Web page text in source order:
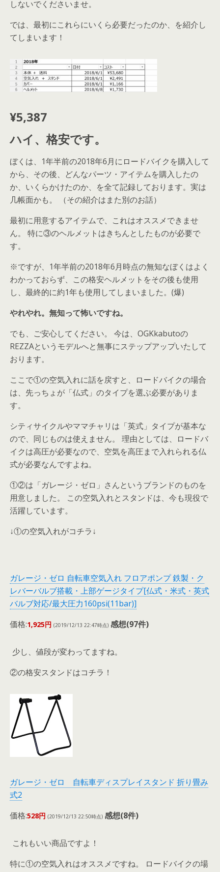
しないでくださいませ。
では、最初にこれらにいくら必要だったのか、を紹介し
てしまいます！
¥5,387
ハイ、格安です。
ぼくは、1年半前の2018年6月にロードバイクを購入して
から、その後、どんなパーツ・アイテムを購入したの
か、いくらかけたのか、を全て記録しております。実は
几帳面かも。 （その紹介はまた別のお話）
最初に用意するアイテムで、これはオススメできませ
ん。 特に③のヘルメットはきちんとしたものが必要で
す。
※ですが、1年半前の2018年6月時点の無知なぼくはよく
わかっておらず、この格安ヘルメットをその後も使用
し、最終的に約1年も使用してしまいました。(爆)
やれやれ。無知って怖いですね。
でも、ご安心してください。 今は、OGKkabutoの
REZZAというモデルへと無事にステップアップいたして
おります。
ここで①の空気入れに話を戻すと、ロードバイクの場合
は、先っちょが「仏式」のタイプを選ぶ必要がありま
す。
シティサイクルやママチャリは「英式」タイプが基本な
ので、同じものは使えません。 理由としては、ロードバ
イクは高圧が必要なので、空気を高圧まで入れられる仏
式が必要なんですよね。
①②は「ガレージ・ゼロ」さんというブランドのものを
用意しました。 この空気入れとスタンドは、今も現役で
活躍しています。
↓①の空気入れがコチラ↓
ガレージ・ゼロ 自転車空気入れ フロアポンプ 鉄製・ク
レバーバルブ搭載・上部ゲージタイプ[仏式・米式・英式
バルブ対応/最大圧力160psi(11bar)]
価格:1,925円 (2019/12/13 22:47時点) 感想(97件)
少し、値段が変わってますね。
②の格安スタンドはコチラ！
ガレージ・ゼロ 自転車ディスプレイスタンド 折り畳み
式2
価格:528円 (2019/12/13 22:50時点) 感想(8件)
これもいい商品ですよ！
特に①の空気入れはオススメですね。 ロードバイクの場